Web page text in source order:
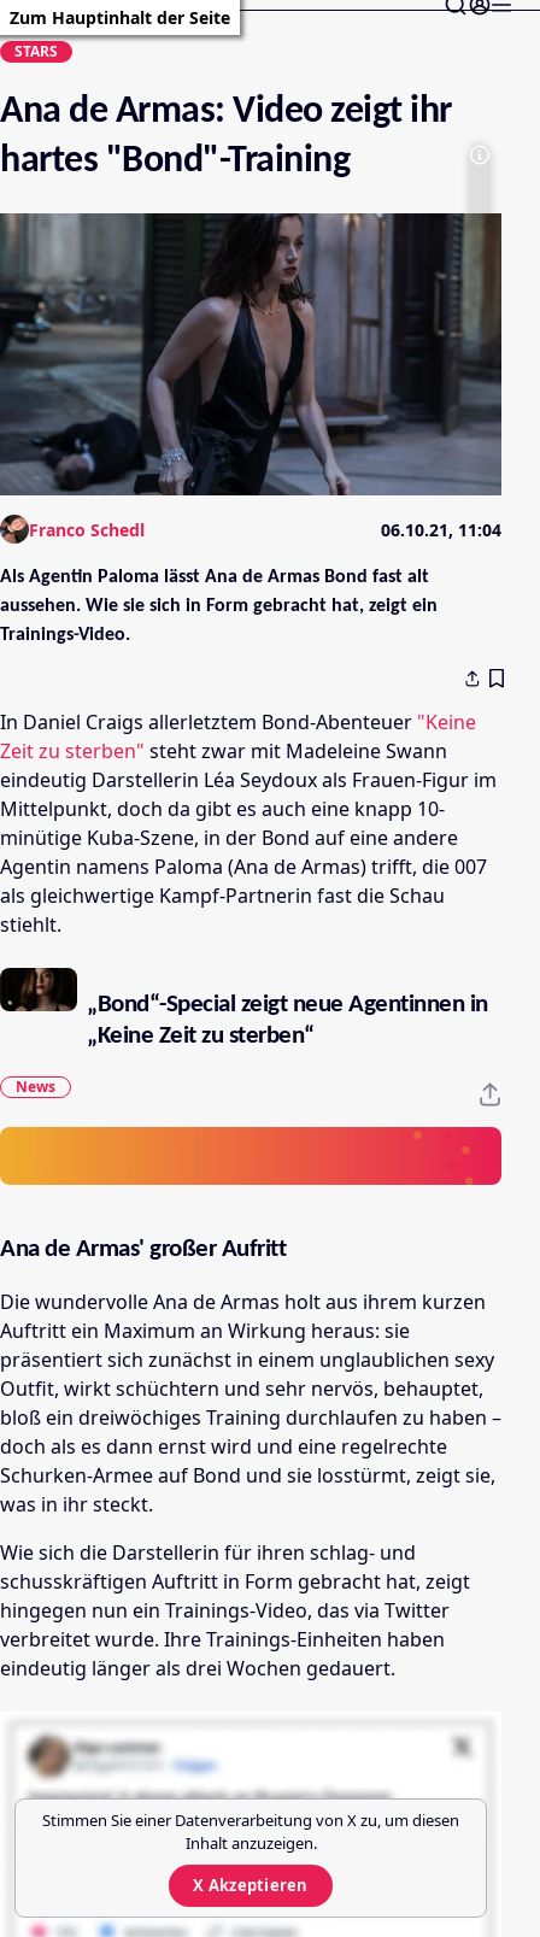
Zum Hauptinhalt der Seite
STARS
Ana de Armas: Video zeigt ihr
hartes "Bond"-Training
Franco Schedl 06.10.21, 11:04
Als Agentin Paloma lässt Ana de Armas Bond fast alt
aussehen. Wie sie sich in Form gebracht hat, zeigt ein
Trainings-Video.
In Daniel Craigs allerletztem Bond-Abenteuer "Keine
Zeit zu sterben" steht zwar mit Madeleine Swann
eindeutig Darstellerin Léa Seydoux als Frauen-Figur im
Mittelpunkt, doch da gibt es auch eine knapp 10-
minütige Kuba-Szene, in der Bond auf eine andere
Agentin namens Paloma (Ana de Armas) trifft, die 007
als gleichwertige Kampf-Partnerin fast die Schau
stiehlt.
„Bond“-Special zeigt neue Agentinnen in
„Keine Zeit zu sterben“
News
Ana de Armas' großer Aufritt
Die wundervolle Ana de Armas holt aus ihrem kurzen
Auftritt ein Maximum an Wirkung heraus: sie
präsentiert sich zunächst in einem unglaublichen sexy
Outfit, wirkt schüchtern und sehr nervös, behauptet,
bloß ein dreiwöchiges Training durchlaufen zu haben –
doch als es dann ernst wird und eine regelrechte
Schurken-Armee auf Bond und sie losstürmt, zeigt sie,
was in ihr steckt.
Wie sich die Darstellerin für ihren schlag- und
schusskräftigen Auftritt in Form gebracht hat, zeigt
hingegen nun ein Trainings-Video, das via Twitter
verbreitet wurde. Ihre Trainings-Einheiten haben
eindeutig länger als drei Wochen gedauert.
Stimmen Sie einer Datenverarbeitung von Xzu, um diesen
Inhalt anzuzeigen.
X Akzeptieren